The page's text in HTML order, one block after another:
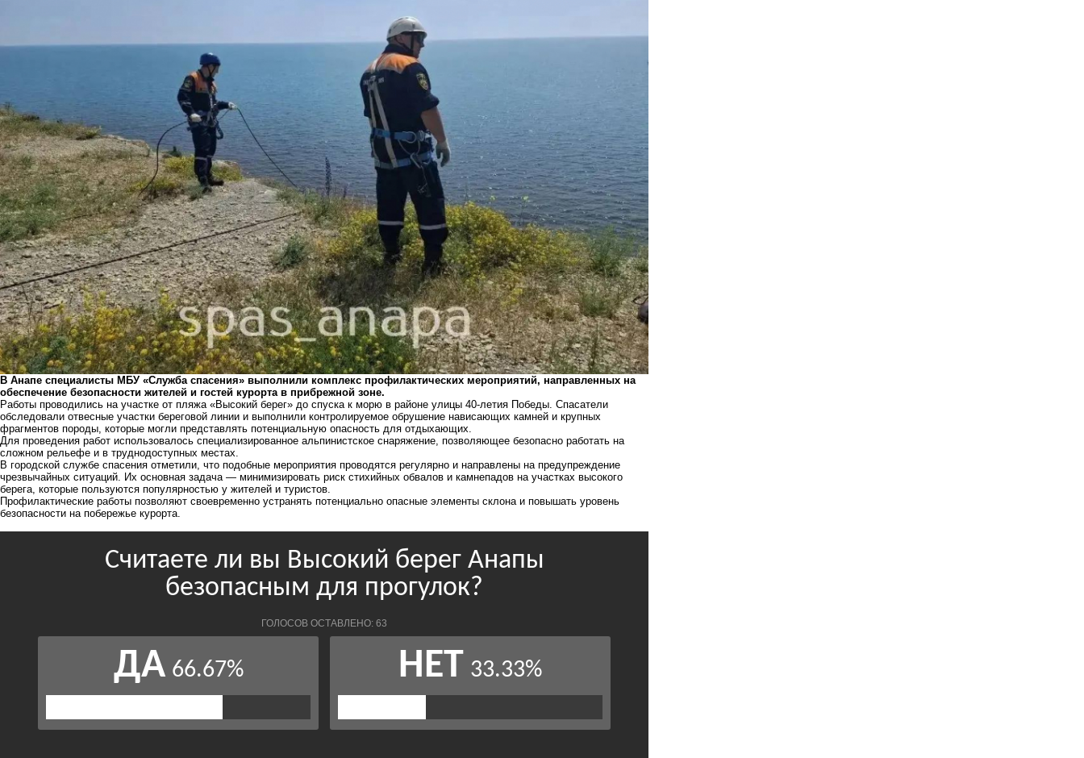
В Анапе специалисты МБУ «Служба спасения» выполнили комплекс профилактических мероприятий, направленных на
обеспечение безопасности жителей и гостей курорта в прибрежной зоне.
Работы проводились на участке от пляжа «Высокий берег» до спуска к морю в районе улицы 40-летия Победы. Спасатели
обследовали отвесные участки береговой линии и выполнили контролируемое обрушение нависающих камней и крупных
фрагментов породы, которые могли представлять потенциальную опасность для отдыхающих.
Для проведения работ использовалось специализированное альпинистское снаряжение, позволяющее безопасно работать на
сложном рельефе и в труднодоступных местах.
В городской службе спасения отметили, что подобные мероприятия проводятся регулярно и направлены на предупреждение
чрезвычайных ситуаций. Их основная задача — минимизировать риск стихийных обвалов и камнепадов на участках высокого
берега, которые пользуются популярностью у жителей и туристов.
Профилактические работы позволяют своевременно устранять потенциально опасные элементы склона и повышать уровень
безопасности на побережье курорта.